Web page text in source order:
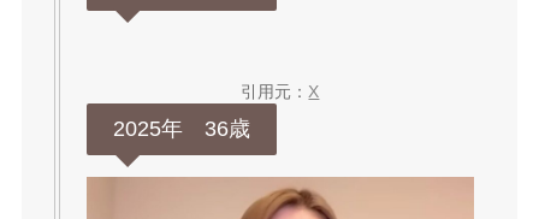
引用元： X
2025年 36歳